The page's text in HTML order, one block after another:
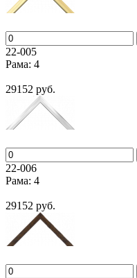
22-005
Рама: 4
29152 руб.
22-006
Рама: 4
29152 руб.